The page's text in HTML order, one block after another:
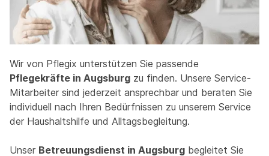
Wir von Pflegix unterstützen Sie passende
Pflegekräfte in Augsburg zu finden. Unsere Service-
Mitarbeiter sind jederzeit ansprechbar und beraten Sie
individuell nach Ihren Bedürfnissen zu unserem Service
der Haushaltshilfe und Alltagsbegleitung.
Unser Betreuungsdienst in Augsburg begleitet Sie